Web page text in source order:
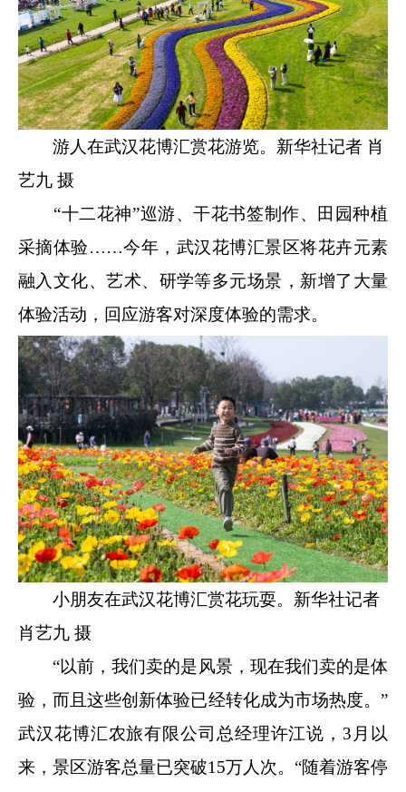
游人在武汉花博汇赏花游览。新华社记者 肖
艺九 摄
“十二花神”巡游、干花书签制作、田园种植
采摘体验……今年，武汉花博汇景区将花卉元素
融入文化、艺术、研学等多元场景，新增了大量
体验活动，回应游客对深度体验的需求。
小朋友在武汉花博汇赏花玩耍。新华社记者
肖艺九 摄
“以前，我们卖的是风景，现在我们卖的是体
验，而且这些创新体验已经转化成为市场热度。”
武汉花博汇农旅有限公司总经理许江说，3月以
来，景区游客总量已突破15万人次。“随着游客停